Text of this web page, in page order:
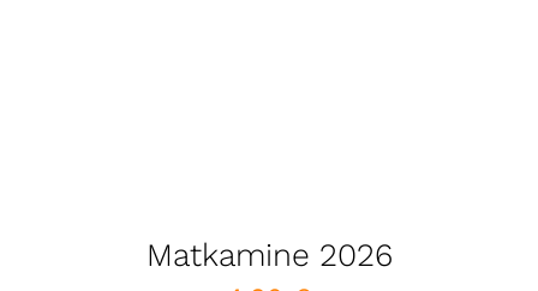
Matkamine 2026